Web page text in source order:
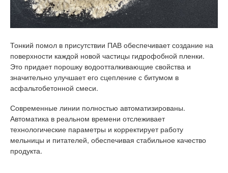
Тонкий помол в присутствии ПАВ обеспечивает создание на
поверхности каждой новой частицы гидрофобной пленки.
Это придает порошку водоотталкивающие свойства и
значительно улучшает его сцепление с битумом в
асфальтобетонной смеси.
Современные линии полностью автоматизированы.
Автоматика в реальном времени отслеживает
технологические параметры и корректирует работу
мельницы и питателей, обеспечивая стабильное качество
продукта.